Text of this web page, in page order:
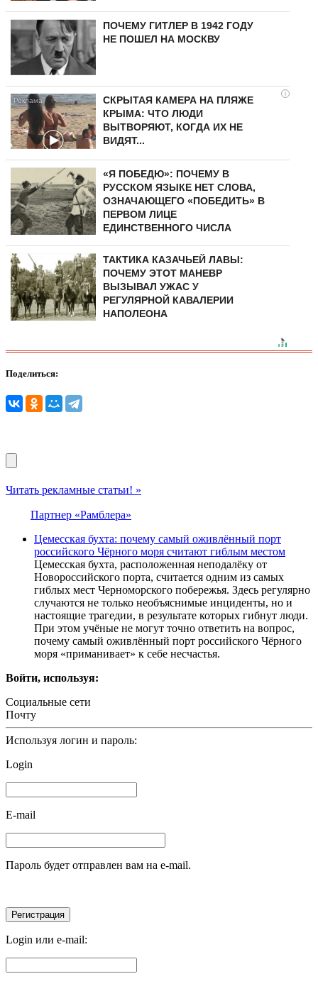
ПОЧЕМУ ГИТЛЕР В 1942 ГОДУ
НЕ ПОШЕЛ НА МОСКВУ
i
СКРЫТАЯ КАМЕРА НА ПЛЯЖЕ
КРЫМА: ЧТО ЛЮДИ
ВЫТВОРЯЮТ, КОГДА ИХ НЕ
ВИДЯТ...
«Я ПОБЕДЮ»: ПОЧЕМУ В
РУССКОМ ЯЗЫКЕ НЕТ СЛОВА,
ОЗНАЧАЮЩЕГО «ПОБЕДИТЬ» В
ПЕРВОМ ЛИЦЕ
ЕДИНСТВЕННОГО ЧИСЛА
ТАКТИКА КАЗАЧЬЕЙ ЛАВЫ:
ПОЧЕМУ ЭТОТ МАНЕВР
ВЫЗЫВАЛ УЖАС У
РЕГУЛЯРНОЙ КАВАЛЕРИИ
НАПОЛЕОНА
Поделиться:
Читать рекламные статьи! »
Партнер «Рамблера»
Цемесская бухта: почему самый оживлённый порт
российского Чёрного моря считают гиблым местом
Цемесская бухта, расположенная неподалёку от
Новороссийского порта, считается одним из самых
гиблых мест Черноморского побережья. Здесь регулярно
случаются не только необъяснимые инциденты, но и
настоящие трагедии, в результате которых гибнут люди.
При этом учёные не могут точно ответить на вопрос,
почему самый оживлённый порт российского Чёрного
моря «приманивает» к себе несчастья.
Войти, используя:
Социальные сети
Почту
Используя логин и пароль:
Login
E-mail
Пароль будет отправлен вам на e-mail.
Login или e-mail: